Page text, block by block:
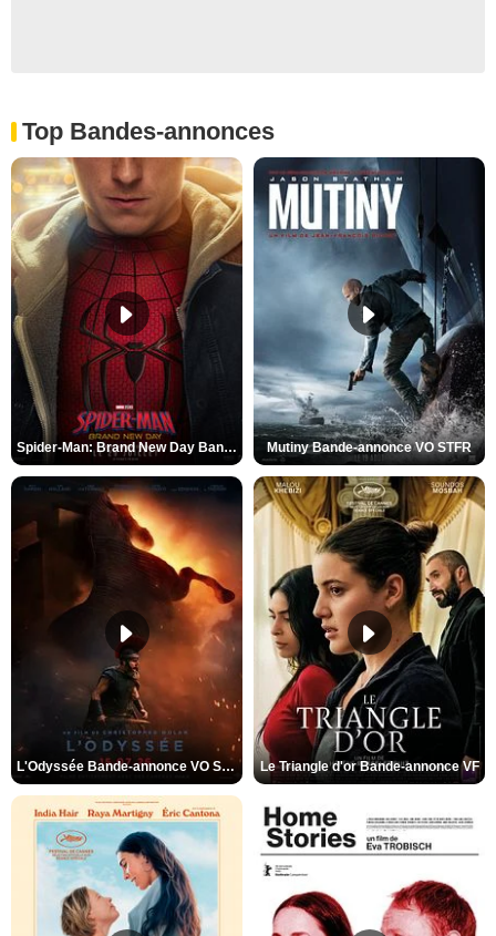
Top Bandes-annonces
Spider-Man: Brand New Day Bande-annonce VO STFR Mutiny Bande-annonce VO STFR
L'Odyssée Bande-annonce VO STFR Le Triangle d'or Bande-annonce VF